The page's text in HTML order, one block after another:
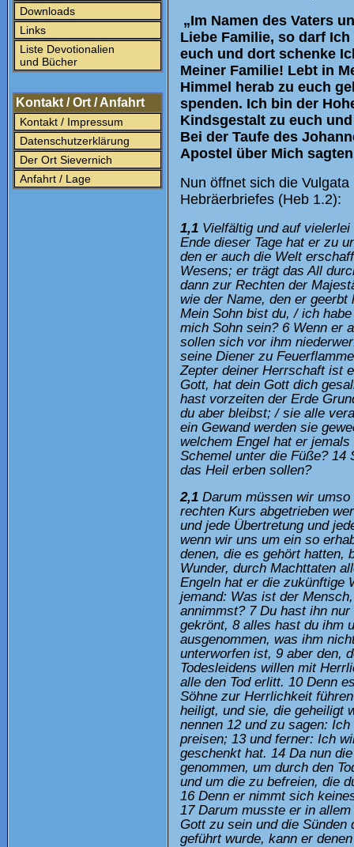
Downloads
Links
Liste Devotionalien
und Bücher
Kontakt / Ort / Anfahrt
Kontakt / Impressum
Datenschutzerklärung
Der Ort Sievernich
Anfahrt / Lage
„Im Namen des Vaters
Liebe Familie, so darf
euch und dort schenke
Meiner Familie! Lebt in
Himmel herab zu euch
spenden. Ich bin der
Kindsgestalt zu euch
Bei der Taufe des
Apostel über Mich
Nun öffnet sich die
Hebräerbriefes (Heb 1.2):
1,1 Vielfältig und auf
Ende dieser Tage hat er zu
den er auch die Welt
Wesens; er trägt das All
dann zur Rechten der
wie der Name, den er
Mein Sohn bist du, / ich
mich Sohn sein? 6 Wenn er
sollen sich vor ihm
seine Diener zu
Zepter deiner Herrschaft ist
Gott, hat dein Gott dich
hast vorzeiten der Erde
du aber bleibst; / sie alle
ein Gewand werden sie
welchem Engel hat er
Schemel unter die Füße? 14
das Heil erben sollen?
2,1 Darum müssen wir
rechten Kurs abgetrieben
und jede Übertretung und
wenn wir uns um ein so
denen, die es gehört hatten,
Wunder, durch Machttaten
Engeln hat er die zukünftige
jemand: Was ist der
annimmst? 7 Du hast ihn
gekrönt, 8 alles hast du ihm
ausgenommen, was ihm
unterworfen ist, 9 aber den,
Todesleidens willen mit
alle den Tod erlitt. 10 Denn
Söhne zur Herrlichkeit
heiligt, und sie, die geheiligt
nennen 12 und zu sagen:
preisen; 13 und ferner: Ich
geschenkt hat. 14 Da nun
genommen, um durch den
und um die zu befreien, die
16 Denn er nimmt sich
17 Darum musste er in
Gott zu sein und die Sünden
geführt wurde, kann er